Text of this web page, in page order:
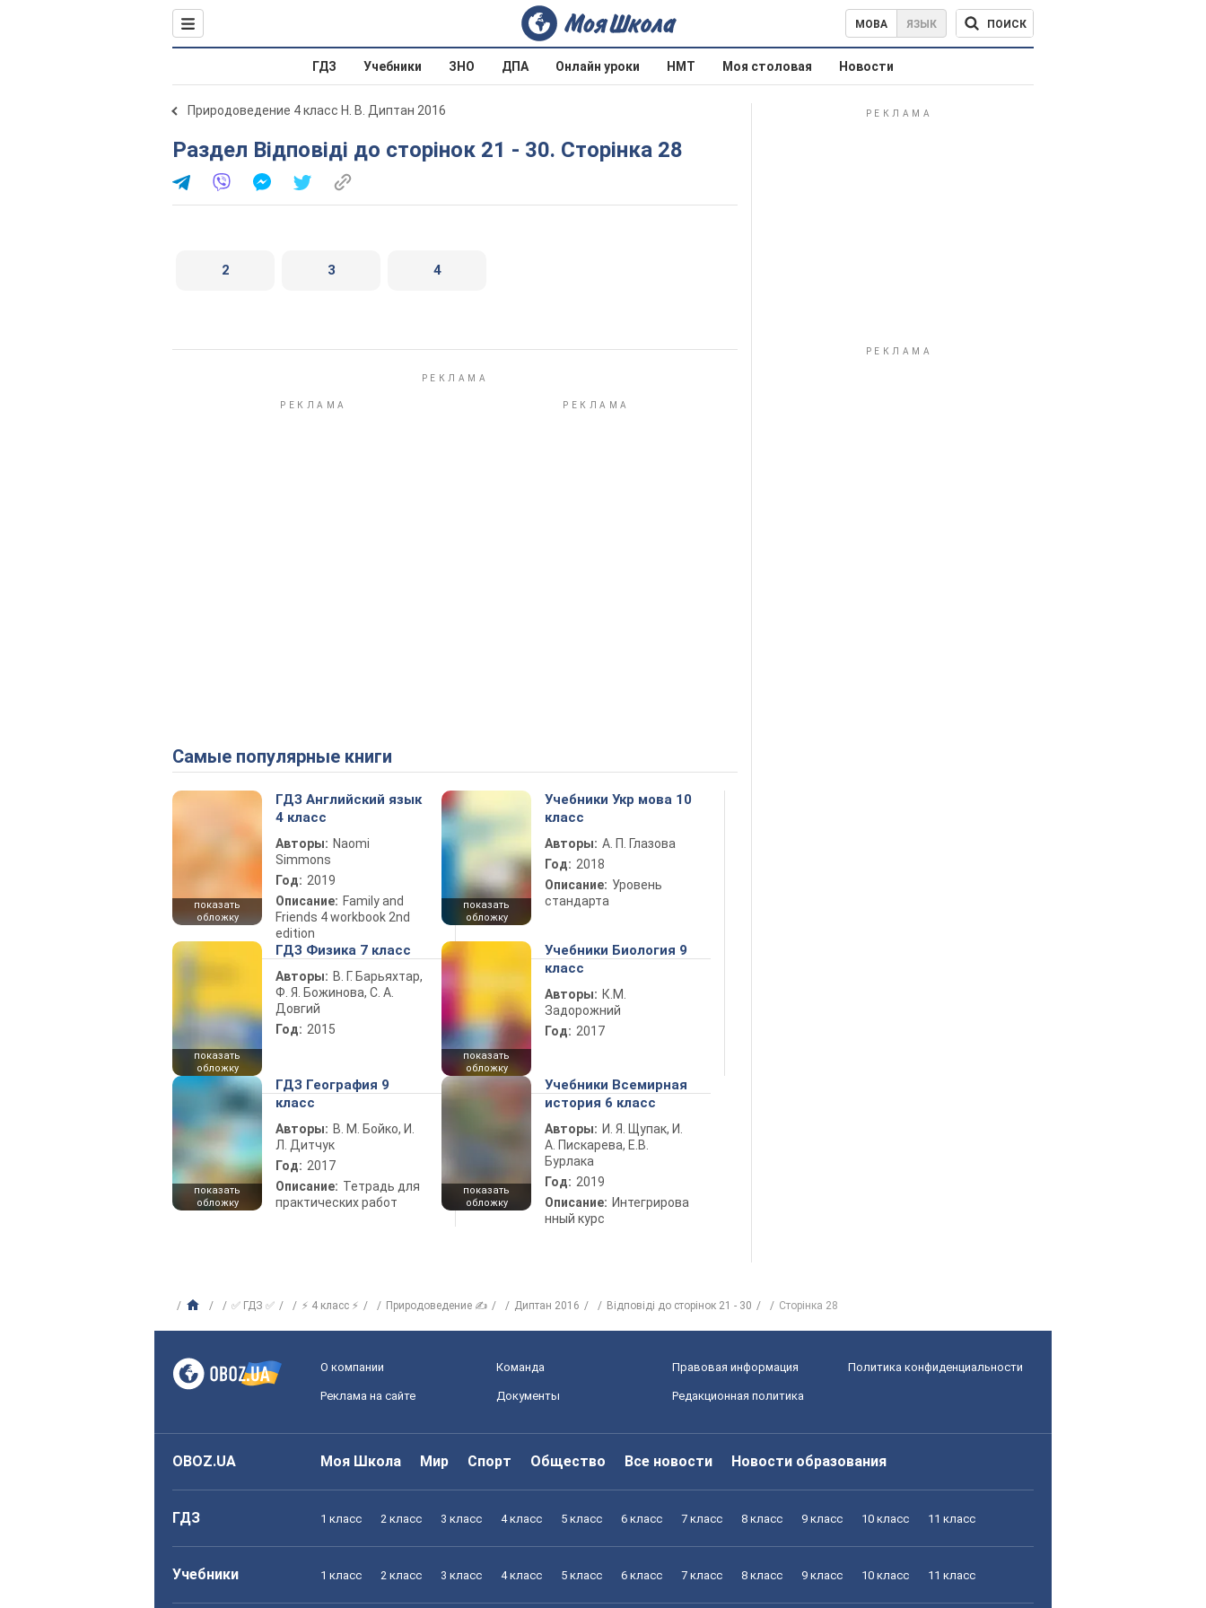
МОВА ЯЗЫК ПОИСК
ГДЗ Учебники ЗНО ДПА Онлайн уроки НМТ Моя столовая Новости
Природоведение 4 класс Н. В. Диптан 2016
Раздел Відповіді до сторінок 21 - 30. Сторінка 28
2 3 4
Самые популярные книги
показать
обложку
ГДЗ Английский язык
4 класс
Авторы: Naomi
Simmons
Год: 2019
Описание: Family and
Friends 4 workbook 2nd
edition
показать
обложку
Учебники Укр мова 10
класс
Авторы: А. П. Глазова
Год: 2018
Описание: Уровень
стандарта
показать
обложку
ГДЗ Физика 7 класс
Авторы: В. Г. Барьяхтар,
Ф. Я. Божинова, С. А.
Довгий
Год: 2015
показать
обложку
Учебники Биология 9
класс
Авторы: К.М.
Задорожний
Год: 2017
показать
обложку
ГДЗ География 9
класс
Авторы: В. М. Бойко, И.
Л. Дитчук
Год: 2017
Описание: Тетрадь для
практических работ
показать
обложку
Учебники Всемирная
история 6 класс
Авторы: И. Я. Щупак, И.
А. Пискарева, Е.В.
Бурлака
Год: 2019
Описание: Интегрирова
нный курс
✅ ГДЗ ✅ ⚡ 4 класс ⚡ Природоведение ✍ Диптан 2016 Відповіді до сторінок 21 - 30 Сторінка 28
О компании Команда Правовая информация Политика конфиденциальности
Реклама на сайте Документы Редакционная политика
OBOZ.UA Моя Школа Мир Спорт Общество Все новости Новости образования
ГДЗ 1 класс 2 класс 3 класс 4 класс 5 класс 6 класс 7 класс 8 класс 9 класс 10 класс 11 класс
Учебники 1 класс 2 класс 3 класс 4 класс 5 класс 6 класс 7 класс 8 класс 9 класс 10 класс 11 класс